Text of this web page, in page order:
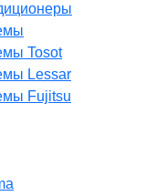
Tosot
Lessar
Fujitsu